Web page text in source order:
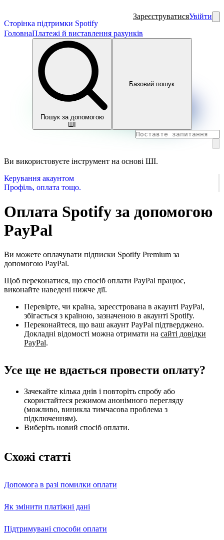
Сторінка підтримки Spotify
ЗареєструватисяУвійти
ГоловнаПлатежі й виставлення рахунків
Пошук за допомогою
ШІ
Базовий пошук
Ви використовуєте інструмент на основі ШІ.
Керування акаунтом
Профіль, оплата тощо.
Оплата Spotify за допомогою
PayPal
Ви можете оплачувати підписки Spotify Premium за
допомогою PayPal.
Щоб переконатися, що спосіб оплати PayPal працює,
виконайте наведені нижче дії.
Перевірте, чи країна, зареєстрована в акаунті PayPal,
збігається з країною, зазначеною в акаунті Spotify.
Переконайтеся, що ваш акаунт PayPal підтверджено.
Докладні відомості можна отримати на сайті довідки
PayPal.
Усе ще не вдається провести оплату?
Зачекайте кілька днів і повторіть спробу або
скористайтеся режимом анонімного перегляду
(можливо, виникла тимчасова проблема з
підключенням).
Виберіть новий спосіб оплати.
Схожі статті
Допомога в разі помилки оплати
Як змінити платіжні дані
Підтримувані способи оплати